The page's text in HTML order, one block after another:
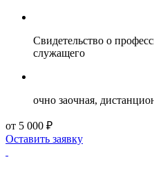
Свидетельство о
служащего
очно заочная,
от 5 000 ₽
Оставить заявку